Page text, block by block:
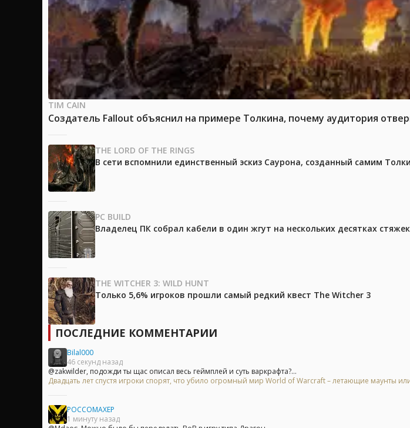
TIM CAIN
Создатель Fallout объяснил на примере Толкина, почему аудитория
THE LORD OF THE RINGS
В сети вспомнили единственный эскиз Саурона, созданный самим
PC BUILD
Владелец ПК собрал кабели в один жгут на нескольких десятках
THE WITCHER 3: WILD HUNT
Только 5,6% игроков прошли самый редкий квест The Witcher 3
ПОСЛЕДНИЕ КОММЕНТАРИИ
Bilal000
46 секунд назад
@zakwilder, подожди ты щас описал весь геймплей и суть варкрафта?...
Двадцать лет спустя игроки спорят, что убило огромный мир World of Warcraft – летающие маунты
POCCOMAXEP
1 минуту назад